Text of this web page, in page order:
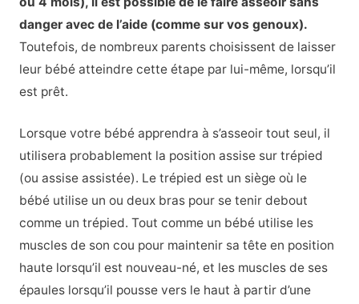
danger avec de l’aide (comme sur vos genoux).
Toutefois, de nombreux parents choisissent de laisser
leur bébé atteindre cette étape par lui-même, lorsqu’il
est prêt.
Lorsque votre bébé apprendra à s’asseoir tout seul, il
utilisera probablement la position assise sur trépied
(ou assise assistée). Le trépied est un siège où le
bébé utilise un ou deux bras pour se tenir debout
comme un trépied. Tout comme un bébé utilise les
muscles de son cou pour maintenir sa tête en position
haute lorsqu’il est nouveau-né, et les muscles de ses
épaules lorsqu’il pousse vers le haut à partir d’une